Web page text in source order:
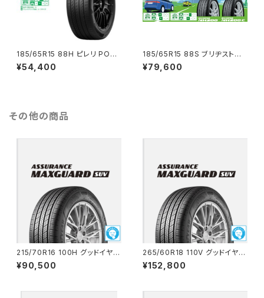
185/65R15 88H ピレリ POW
ERGY 4本コミコミセット
¥54,400
185/65R15 88S ブリヂストン
ECOPIA NH200C 4本コミコ
ミセット
¥79,600
その他の商品
215/70R16 100H グッドイヤー
ASSURANCE MAXGUARD S
UV コミコミ4本セット
¥90,500
265/60R18 110V グッドイヤー
ASSURANCE MAXGUARD S
UV コミコミ4本セット
¥152,800